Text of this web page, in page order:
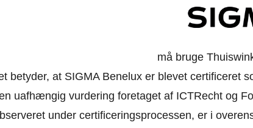
må bruge
betyder, at SIGMA Benelux er blevet certificeret
uafhængig vurdering foretaget af ICTRecht og
under certificeringsprocessen, er i